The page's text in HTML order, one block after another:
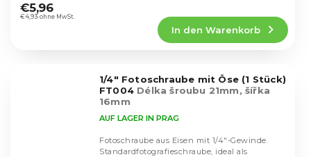
durchschnittliche
Produktbewertung
€4,93 ohne MwSt.
€5,96
In den Warenkorb
1/4" Fotoschraube mit Öse (1 Stück)
FT004 Délka šroubu 21mm, šířka
16mm
AUF LAGER IN PRAG
Fotoschraube aus Eisen mit 1/4"-Gewinde.
Standardfotografieschraube, ideal als